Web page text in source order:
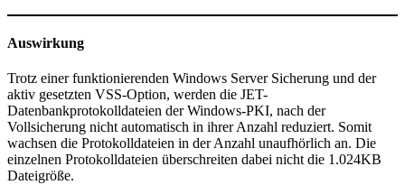
Auswirkung
Trotz einer funktionierenden Windows Server Sicherung und der
aktiv gesetzten VSS-Option, werden die JET-
Datenbankprotokolldateien der Windows-PKI, nach der
Vollsicherung nicht automatisch in ihrer Anzahl reduziert. Somit
wachsen die Protokolldateien in der Anzahl unaufhörlich an. Die
einzelnen Protokolldateien überschreiten dabei nicht die 1.024KB
Dateigröße.